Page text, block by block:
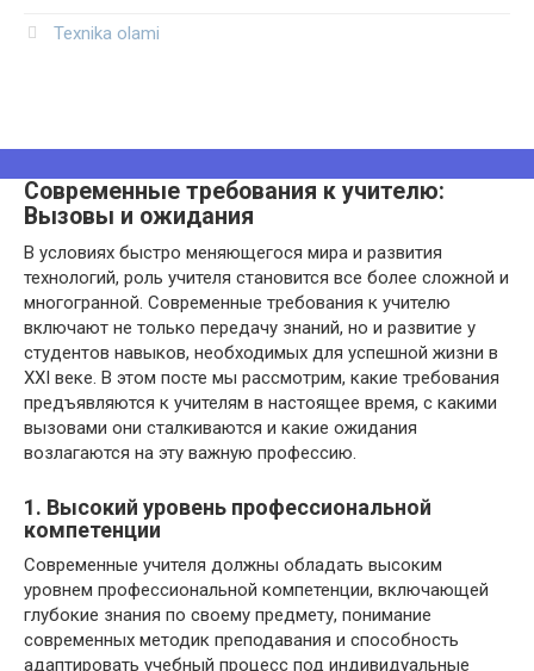
Texnika olami
Современные требования к учителю:
Вызовы и ожидания
В условиях быстро меняющегося мира и развития
технологий, роль учителя становится все более сложной и
многогранной. Современные требования к учителю
включают не только передачу знаний, но и развитие у
студентов навыков, необходимых для успешной жизни в
XXI веке. В этом посте мы рассмотрим, какие требования
предъявляются к учителям в настоящее время, с какими
вызовами они сталкиваются и какие ожидания
возлагаются на эту важную профессию.
1. Высокий уровень профессиональной
компетенции
Современные учителя должны обладать высоким
уровнем профессиональной компетенции, включающей
глубокие знания по своему предмету, понимание
современных методик преподавания и способность
адаптировать учебный процесс под индивидуальные